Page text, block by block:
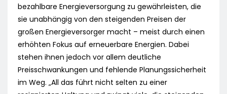
bezahlbare Energieversorgung zu gewährleisten, die
sie unabhängig von den steigenden Preisen der
großen Energieversorger macht – meist durch einen
erhöhten Fokus auf erneuerbare Energien. Dabei
stehen ihnen jedoch vor allem deutliche
Preisschwankungen und fehlende Planungssicherheit
im Weg. „All das führt nicht selten zu einer